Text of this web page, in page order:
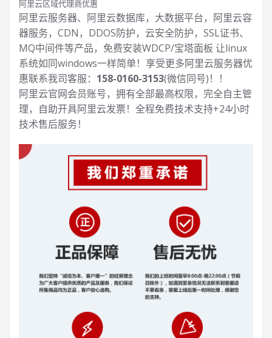
阿里云区域代理商优惠
阿里云服务器、阿里云数据库，大数据平台，阿里云容
器服务，CDN，DDOS防护，云安全防护，SSL证书、
MQ中间件等产品，免费安装WDCP/宝塔面板 让linux
系统如同windows一样简单！享受更多阿里云服务器优
惠联系我司客服： 158-0160-3153(微信同号)！！
阿里云官网会员账号，拥有全部最高权限，完全自主管
理，自助开具阿里云发票！全程免费技术支持+24小时
技术售后服务！